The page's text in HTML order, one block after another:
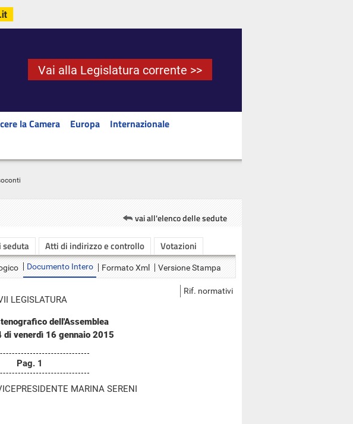
Vai alla Legislatura corrente >>
la Camera Europa
Internazionale
vai all'elenco delle sedute
seduta Atti di indirizzo e controllo Votazioni
Documento Intero Formato Xml Versione Stampa
Rif. normativi
LEGISLATURA
dell'Assemblea
di venerdì 16 gennaio 2015
Pag. 1
MARINA SERENI